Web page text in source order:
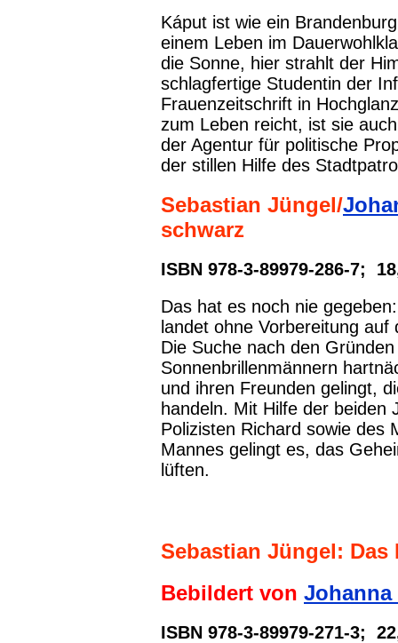
Káput ist wie ein
einem Leben im
die Sonne, hier strahlt der
schlagfertige Studentin der
Frauenzeitschrift in
zum Leben reicht, ist sie
der Agentur für politische
der stillen Hilfe des
Sebastian Jüngel/
schwarz
ISBN 978-3-89979-286-7;
Das hat es noch nie
landet ohne Vorbereitung auf
Die Suche nach den
Sonnenbrillenmännern
und ihren Freunden gelingt,
handeln. Mit Hilfe der beiden
Polizisten Richard sowie des
Mannes gelingt es, das
lüften.
Sebastian Jüngel: Das
Bebildert von Johanna
ISBN 978-3-89979-271-3;